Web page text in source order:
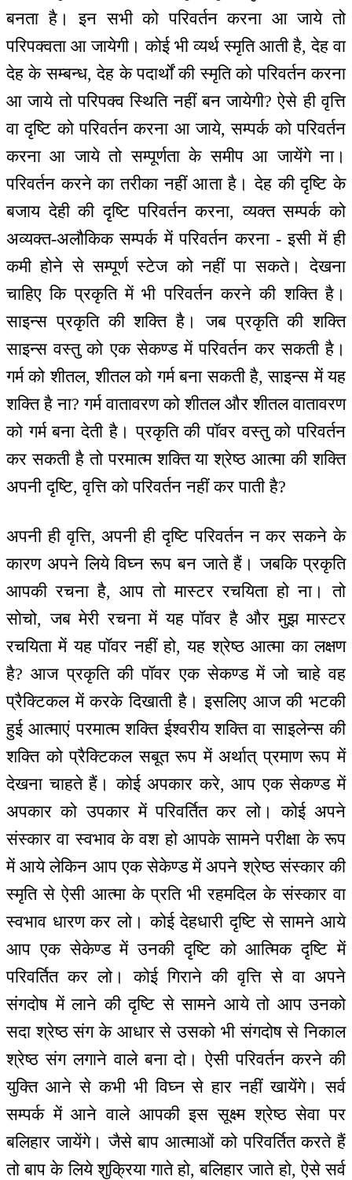
बनता है। इन सभी को परिवर्तन करना आ जाये तो
परिपक्वता आ जायेगी। कोई भी व्यर्थ स्मृति आती है, देह वा
देह के सम्बन्ध, देह के पदार्थों की स्मृति को परिवर्तन करना
आ जाये तो परिपक्व स्थिति नहीं बन जायेगी? ऐसे ही वृत्ति
वा दृष्टि को परिवर्तन करना आ जाये, सम्पर्क को परिवर्तन
करना आ जाये तो सम्पूर्णता के समीप आ जायेंगे ना।
परिवर्तन करने का तरीका नहीं आता है। देह की दृष्टि के
बजाय देही की दृष्टि परिवर्तन करना, व्यक्त सम्पर्क को
अव्यक्त-अलौकिक सम्पर्क में परिवर्तन करना - इसी में ही
कमी होने से सम्पूर्ण स्टेज को नहीं पा सकते। देखना
चाहिए कि प्रकृति में भी परिवर्तन करने की शक्ति है।
साइन्स प्रकृति की शक्ति है। जब प्रकृति की शक्ति
साइन्स वस्तु को एक सेकण्ड में परिवर्तन कर सकती है।
गर्म को शीतल, शीतल को गर्म बना सकती है, साइन्स में यह
शक्ति है ना? गर्म वातावरण को शीतल और शीतल वातावरण
को गर्म बना देती है। प्रकृति की पॉवर वस्तु को परिवर्तन
कर सकती है तो परमात्म शक्ति या श्रेष्ठ आत्मा की शक्ति
अपनी दृष्टि, वृत्ति को परिवर्तन नहीं कर पाती है?
अपनी ही वृत्ति, अपनी ही दृष्टि परिवर्तन न कर सकने के
कारण अपने लिये विघ्न रूप बन जाते हैं। जबकि प्रकृति
आपकी रचना है, आप तो मास्टर रचयिता हो ना। तो
सोचो, जब मेरी रचना में यह पॉवर है और मुझ मास्टर
रचयिता में यह पॉवर नहीं हो, यह श्रेष्ठ आत्मा का लक्षण
है? आज प्रकृति की पॉवर एक सेकण्ड में जो चाहे वह
प्रैक्टिकल में करके दिखाती है। इसलिए आज की भटकी
हुई आत्माएं परमात्म शक्ति ईश्वरीय शक्ति वा साइलेन्स की
शक्ति को प्रैक्टिकल सबूत रूप में अर्थात् प्रमाण रूप में
देखना चाहते हैं। कोई अपकार करे, आप एक सेकण्ड में
अपकार को उपकार में परिवर्तित कर लो। कोई अपने
संस्कार वा स्वभाव के वश हो आपके सामने परीक्षा के रूप
में आये लेकिन आप एक सेकेण्ड में अपने श्रेष्ठ संस्कार की
स्मृति से ऐसी आत्मा के प्रति भी रहमदिल के संस्कार वा
स्वभाव धारण कर लो। कोई देहधारी दृष्टि से सामने आये
आप एक सेकेण्ड में उनकी दृष्टि को आत्मिक दृष्टि में
परिवर्तित कर लो। कोई गिराने की वृत्ति से वा अपने
संगदोष में लाने की दृष्टि से सामने आये तो आप उनको
सदा श्रेष्ठ संग के आधार से उसको भी संगदोष से निकाल
श्रेष्ठ संग लगाने वाले बना दो। ऐसी परिवर्तन करने की
युक्ति आने से कभी भी विघ्न से हार नहीं खायेंगे। सर्व
सम्पर्क में आने वाले आपकी इस सूक्ष्म श्रेष्ठ सेवा पर
बलिहार जायेंगे। जैसे बाप आत्माओं को परिवर्तित करते हैं
तो बाप के लिये शुक्रिया गाते हो, बलिहार जाते हो, ऐसे सर्व